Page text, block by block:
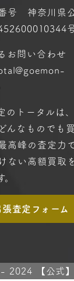
号 神奈川県
お問い合わせ
のトータルは
どんなものでも
高峰の査定力で
ない高額買取
査定フォーム
【公式】